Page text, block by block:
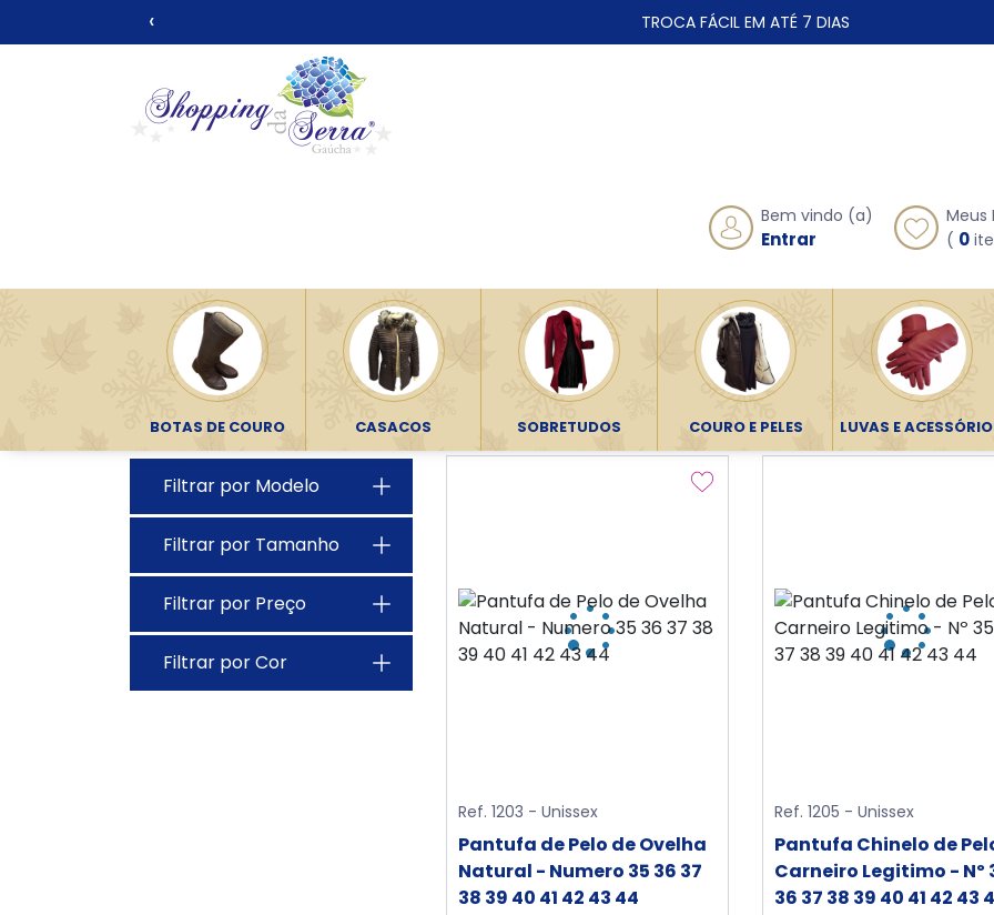
Pantufa Inverno Forrada - Roupas Térmicas
TROCA FÁCIL EM ATÉ 7 DIAS
‹
Bem vindo (a)
Entrar
Meus
( 0
BOTAS DE COURO CASACOS SOBRETUDOS COURO E PELES LUVAS E
Início Roupas Térmicas Pantufa Inverno Forrada
Filtrar por Modelo
Filtrar por Tamanho
Filtrar por Preço
Filtrar por Cor
Ref. 1203 - Unissex
Pantufa de Pelo de Ovelha
Natural - Numero 35 36 37
38 39 40 41 42 43 44
Ref. 1205 - Unissex
Pantufa Chinelo de
Carneiro Legitimo - Nº
36 37 38 39 40 41 42 43